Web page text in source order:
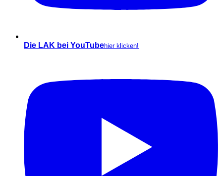
Die LAK bei YouTubehier klicken!